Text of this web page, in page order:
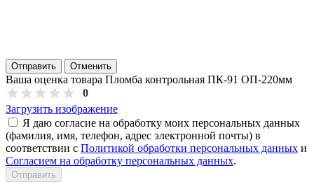
Отправить Отменить
Ваша оценка товара Пломба контрольная ПК-91 ОП-220мм
0
Загрузить изображение
Я даю согласие на обработку моих персональных данных
(фамилия, имя, телефон, адрес электронной почты) в
соответствии с Политикой обработки персональных данных и
Согласием на обработку персональных данных.